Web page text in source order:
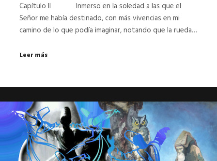
Capítulo II Inmerso en la soledad a las que el
Señor me había destinado, con más vivencias en mi
camino de lo que podía imaginar, notando que la rueda…
Leer más